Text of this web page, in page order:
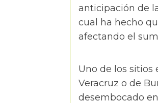
anticipación de
cual ha hecho
afectando el
Uno de los sitios
Veracruz o de
desembocado